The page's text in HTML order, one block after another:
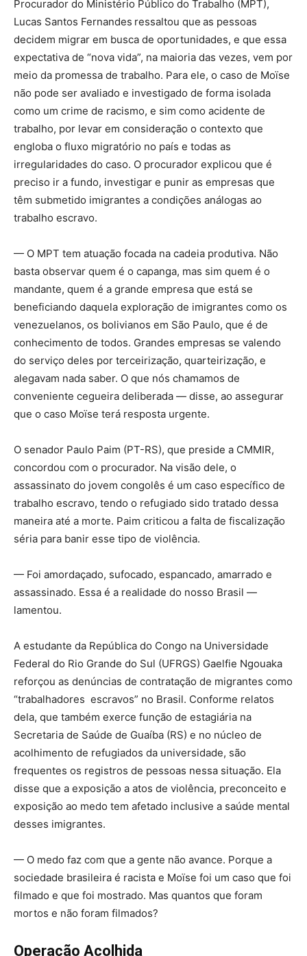
Procurador do Ministério Público do Trabalho (MPT),
Lucas Santos Fernandes ressaltou que as pessoas
decidem migrar em busca de oportunidades, e que essa
expectativa de “nova vida”, na maioria das vezes, vem por
meio da promessa de trabalho. Para ele, o caso de Moïse
não pode ser avaliado e investigado de forma isolada
como um crime de racismo, e sim como acidente de
trabalho, por levar em consideração o contexto que
engloba o fluxo migratório no país e todas as
irregularidades do caso. O procurador explicou que é
preciso ir a fundo, investigar e punir as empresas que
têm submetido imigrantes a condições análogas ao
trabalho escravo.
— O MPT tem atuação focada na cadeia produtiva. Não
basta observar quem é o capanga, mas sim quem é o
mandante, quem é a grande empresa que está se
beneficiando daquela exploração de imigrantes como os
venezuelanos, os bolivianos em São Paulo, que é de
conhecimento de todos. Grandes empresas se valendo
do serviço deles por terceirização, quarteirização, e
alegavam nada saber. O que nós chamamos de
conveniente cegueira deliberada — disse, ao assegurar
que o caso Moïse terá resposta urgente.
O senador Paulo Paim (PT-RS), que preside a CMMIR,
concordou com o procurador. Na visão dele, o
assassinato do jovem congolês é um caso específico de
trabalho escravo, tendo o refugiado sido tratado dessa
maneira até a morte. Paim criticou a falta de fiscalização
séria para banir esse tipo de violência.
— Foi amordaçado, sufocado, espancado, amarrado e
assassinado. Essa é a realidade do nosso Brasil —
lamentou.
A estudante da República do Congo na Universidade
Federal do Rio Grande do Sul (UFRGS) Gaelfie Ngouaka
reforçou as denúncias de contratação de migrantes como
“trabalhadores escravos” no Brasil. Conforme relatos
dela, que também exerce função de estagiária na
Secretaria de Saúde de Guaíba (RS) e no núcleo de
acolhimento de refugiados da universidade, são
frequentes os registros de pessoas nessa situação. Ela
disse que a exposição a atos de violência, preconceito e
exposição ao medo tem afetado inclusive a saúde mental
desses imigrantes.
— O medo faz com que a gente não avance. Porque a
sociedade brasileira é racista e Moïse foi um caso que foi
filmado e que foi mostrado. Mas quantos que foram
mortos e não foram filmados?
Operação Acolhida